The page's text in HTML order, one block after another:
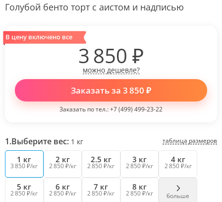
Голубой бенто торт с аистом и надписью
1.Выберите вес: 1 кг таблица размеров
1 кг
3 850 ₽/кг
2 кг
2 850 ₽/кг
2.5 кг
2 850 ₽/кг
3 кг
2 850 ₽/кг
4 кг
2 850 ₽/кг
5 кг
2 850 ₽/кг
6 кг
2 850 ₽/кг
7 кг
2 850 ₽/кг
8 кг
2 850 ₽/кг больше
В цену включено все
3 850 ₽
можно дешевле?
Заказать за 3 850 ₽
Заказать по тел.:+7 (499) 499-23-22